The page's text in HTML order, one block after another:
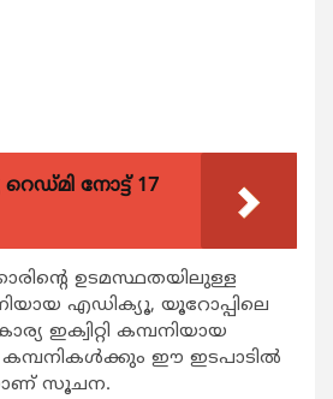
നോട്ട് 17
ഉടമസ്ഥതയിലുള്ള
എഡിക്യൂ, യൂറോപ്പിലെ
ഇക്വിറ്റി കമ്പനിയായ
കമ്പനികള്‍ക്കും ഈ ഇടപാടില്‍
സൂചന.